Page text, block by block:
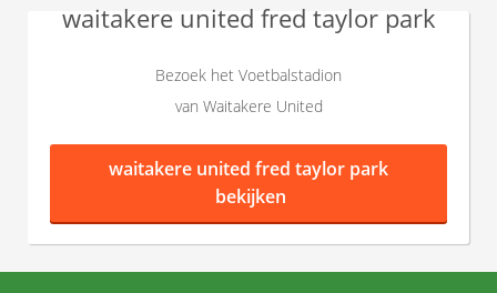
waitakere united fred taylor park
Bezoek het Voetbalstadion
van Waitakere United
waitakere united fred taylor park
bekijken